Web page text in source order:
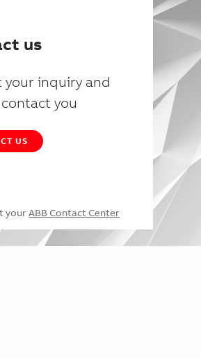
us
your inquiry and
you
US
your ABB Contact Center